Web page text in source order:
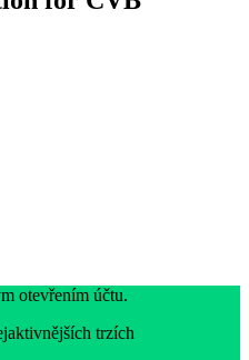
otevřením účtu.
trzích